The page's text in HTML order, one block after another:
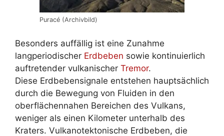
Puracé (Archivbild)
Besonders auffällig ist eine Zunahme
langperiodischer Erdbeben sowie kontinuierlich
auftretender vulkanischer Tremor.
Diese Erdbebensignale entstehen hauptsächlich
durch die Bewegung von Fluiden in den
oberflächennahen Bereichen des Vulkans,
weniger als einen Kilometer unterhalb des
Kraters. Vulkanotektonische Erdbeben, die